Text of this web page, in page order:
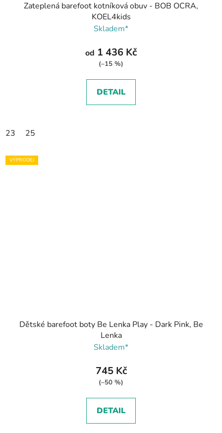
Zateplená barefoot kotníková obuv - BOB OCRA,
KOEL4kids
Skladem*
od 1 436 Kč
(–15 %)
DETAIL
23 25
VÝPRODEJ
Dětské barefoot boty Be Lenka Play - Dark Pink, Be
Lenka
Skladem*
745 Kč
(–50 %)
DETAIL